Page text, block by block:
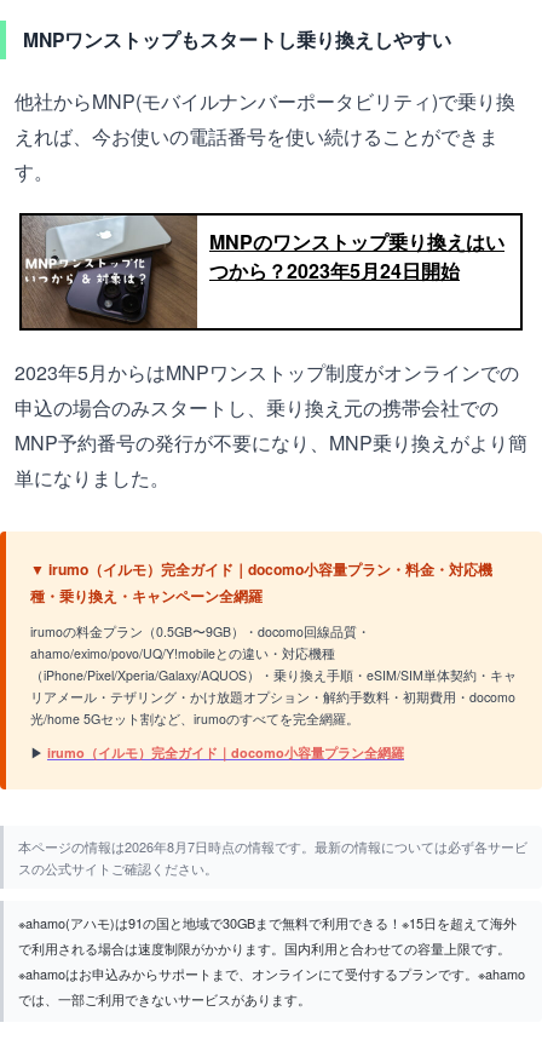
MNPワンストップもスタートし乗り換えしやすい
他社からMNP(モバイルナンバーポータビリティ)で乗り換
えれば、今お使いの電話番号を使い続けることができま
す。
MNPのワンストップ乗り換えはい
つから？2023年5月24日開始
2023年5月からはMNPワンストップ制度がオンラインでの
申込の場合のみスタートし、乗り換え元の携帯会社での
MNP予約番号の発行が不要になり、MNP乗り換えがより簡
単になりました。
▼ irumo（イルモ）完全ガイド｜docomo小容量プラン・料金・対応機
種・乗り換え・キャンペーン全網羅
irumoの料金プラン（0.5GB〜9GB）・docomo回線品質・
ahamo/eximo/povo/UQ/Y!mobileとの違い・対応機種
（iPhone/Pixel/Xperia/Galaxy/AQUOS）・乗り換え手順・eSIM/SIM単体契約・キャ
リアメール・テザリング・かけ放題オプション・解約手数料・初期費用・docomo
光/home 5Gセット割など、irumoのすべてを完全網羅。
▶ irumo（イルモ）完全ガイド｜docomo小容量プラン全網羅
本ページの情報は2026年8月7日時点の情報です。最新の情報については必ず各サービ
スの公式サイトご確認ください。
※ahamo(アハモ)は91の国と地域で30GBまで無料で利用できる！※15日を超えて海外
で利用される場合は速度制限がかかります。国内利用と合わせての容量上限です。
※ahamoはお申込みからサポートまで、オンラインにて受付するプランです。※ahamo
では、一部ご利用できないサービスがあります。